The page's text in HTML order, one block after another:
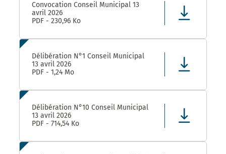
Convocation Conseil Municipal 13
avril 2026
PDF - 230,96 Ko
Délibération N°1 Conseil Municipal
13 avril 2026
PDF - 1,24 Mo
Délibération N°10 Conseil Municipal
13 avril 2026
PDF - 714,54 Ko